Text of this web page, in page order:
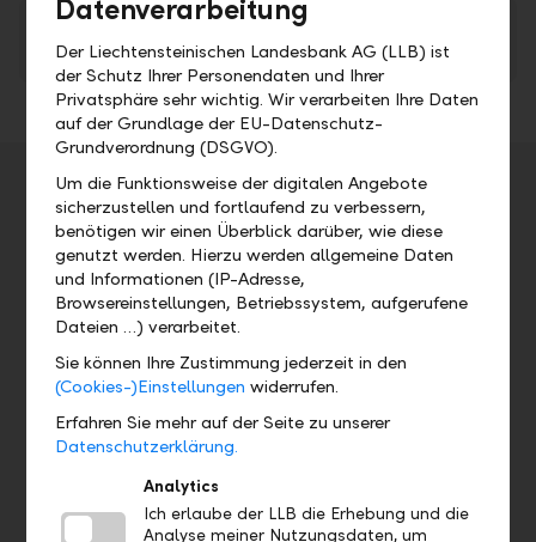
2020 Präsentation Medien- und
Analystenkonferenz der LLB-GruppePDF
Veranstaltungsdetails
Adresse
Datum
Do, 11.03.2021
Uhrzeit
7.00 Uhr
7.00 Uhr, Aufschaltung Online-
Geschäftsbericht 2020
10.30 Uhr, Bilanzmedien- und
Analystenkonferenz
Datenverarbeitung
Der Liechtensteinischen Landesbank AG (LLB) ist
der Schutz Ihrer Personendaten und Ihrer
Privatsphäre sehr wichtig. Wir verarbeiten Ihre Daten
auf der Grundlage der EU-Datenschutz-
Grundverordnung (DSGVO).
Um die Funktionsweise der digitalen Angebote
sicherzustellen und fortlaufend zu verbessern,
benötigen wir einen Überblick darüber, wie diese
genutzt werden. Hierzu werden allgemeine Daten
und Informationen (IP-Adresse,
Browsereinstellungen, Betriebssystem, aufgerufene
Dateien …) verarbeitet.
Sie können Ihre Zustimmung jederzeit in den
(Cookies-)Einstellungen widerrufen.
Erfahren Sie mehr auf der Seite zu unserer
Datenschutzerklärung.
Analytics
Ich erlaube der LLB die Erhebung und die
Analyse meiner Nutzungsdaten, um